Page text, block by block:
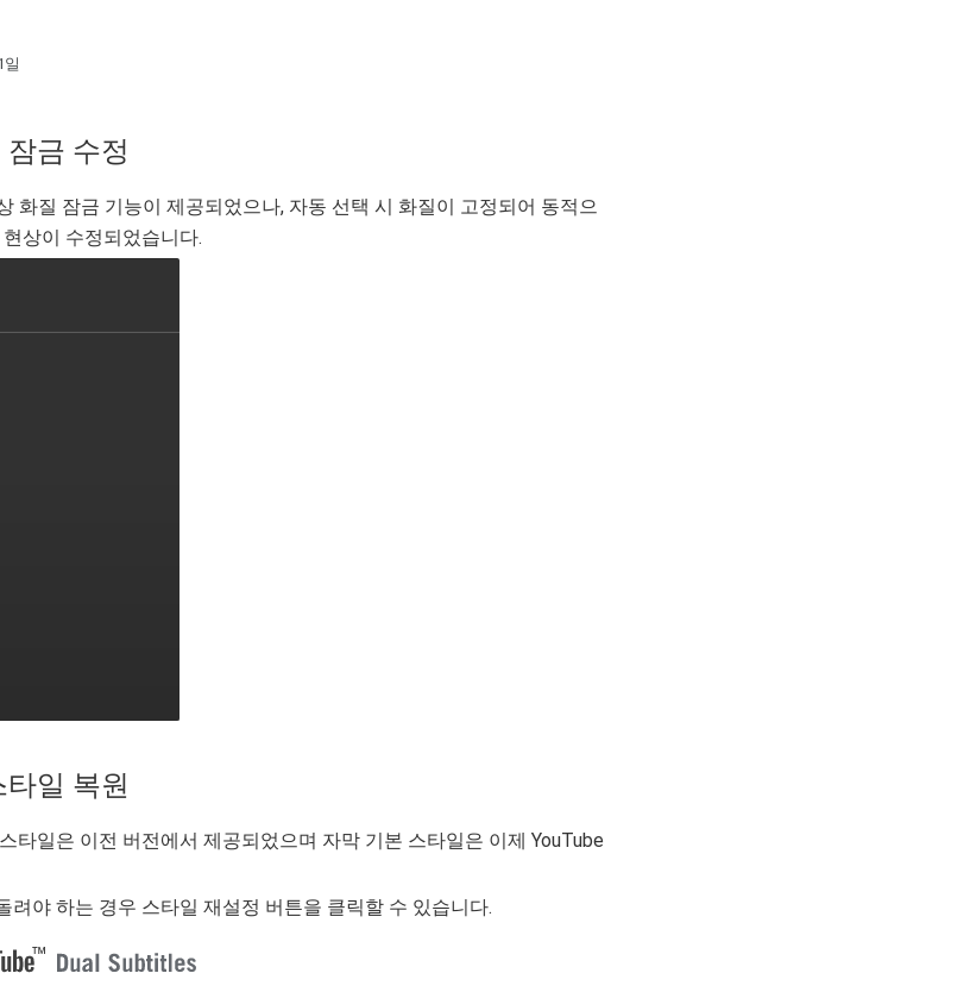
일
금 수정
화질 잠금 기능이 제공되었으나, 자동 선택 시 화질이 고정되어 동적으
상이 수정되었습니다.
일 복원
타일은 이전 버전에서 제공되었으며 자막 기본 스타일은 이제 YouTube
려야 하는 경우 스타일 재설정 버튼을 클릭할 수 있습니다.